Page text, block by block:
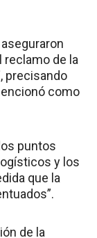
reclamo de la
precisando
como
puntos
y los
que la
de la